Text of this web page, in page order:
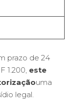
prazo de 24
1.200, este
uma
legal.